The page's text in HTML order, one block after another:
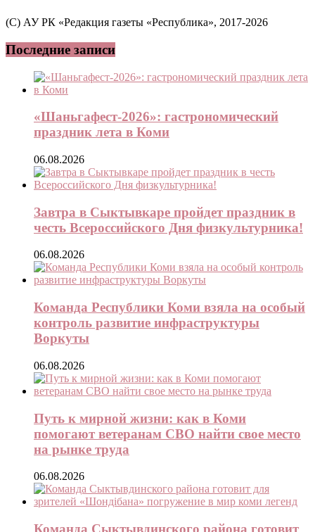
(C) АУ РК «Редакция газеты «Республика», 2017-2026
Последние записи
«Шаньгафест-2026»: гастрономический
праздник лета в Коми
06.08.2026
Завтра в Сыктывкаре пройдет праздник в
честь Всероссийского Дня физкультурника!
06.08.2026
Команда Республики Коми взяла на особый
контроль развитие инфраструктуры
Воркуты
06.08.2026
Путь к мирной жизни: как в Коми
помогают ветеранам СВО найти свое место
на рынке труда
06.08.2026
Команда Сыктывдинского района готовит